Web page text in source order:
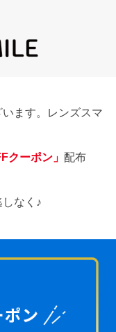
ます。レンズスマ
クーポン」 配布
なく♪